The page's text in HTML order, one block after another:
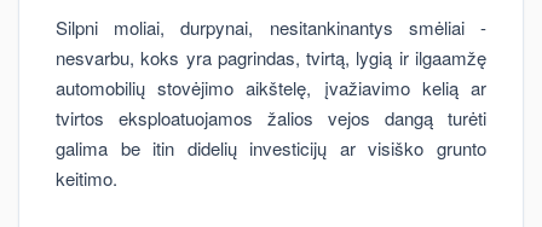
Silpni moliai, durpynai, nesitankinantys smėliai -
nesvarbu, koks yra pagrindas, tvirtą, lygią ir ilgaamžę
automobilių stovėjimo aikštelę, įvažiavimo kelią ar
tvirtos eksploatuojamos žalios vejos dangą turėti
galima be itin didelių investicijų ar visiško grunto
keitimo.